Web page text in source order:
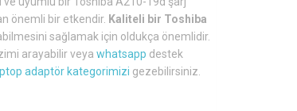
önemli bir etkendir. Kaliteli bir Toshiba
sağlamak için oldukça önemlidir.
arayabilir veya whatsapp destek
adaptör kategorimizi gezebilirsiniz.